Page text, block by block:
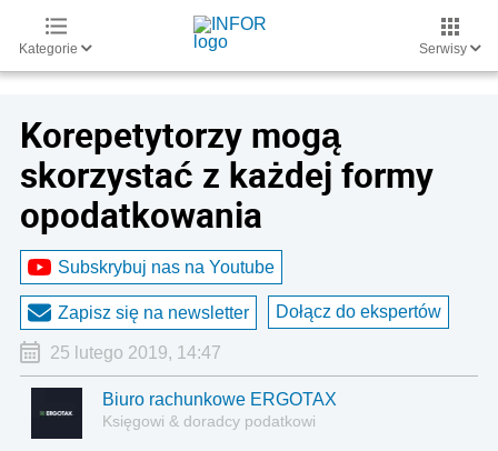
Kategorie Serwisy
Korepetytorzy mogą
skorzystać z każdej formy
opodatkowania
Subskrybuj nas na Youtube
Zapisz się na newsletter Dołącz do ekspertów
25 lutego 2019, 14:47
Biuro rachunkowe ERGOTAX
Księgowi & doradcy podatkowi